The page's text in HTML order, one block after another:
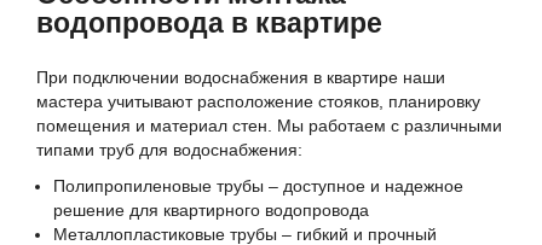
водопровода в квартире
При подключении водоснабжения в квартире наши
мастера учитывают расположение стояков, планировку
помещения и материал стен. Мы работаем с различными
типами труб для водоснабжения:
Полипропиленовые трубы – доступное и надежное
решение для квартирного водопровода
Металлопластиковые трубы – гибкий и прочный